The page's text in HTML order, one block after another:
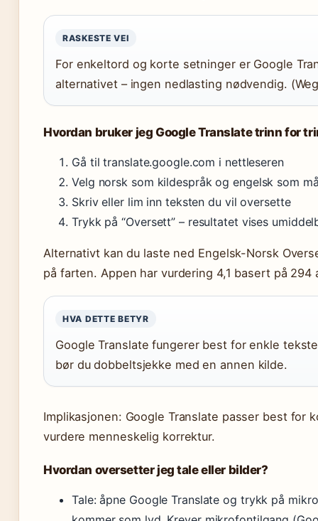
RASKESTE VEI
For enkeltord og korte setninger er Google
alternativet – ingen nedlasting nødvendig.
Hvordan bruker jeg Google Translate trinn for
Gå til translate.google.com i nettleseren
Velg norsk som kildespråk og engelsk som
Skriv eller lim inn teksten du vil oversette
Trykk på “Oversett” – resultatet vises
Alternativt kan du laste ned Engelsk-Norsk
på farten. Appen har vurdering 4,1 basert på 294
HVA DETTE BETYR
Google Translate fungerer best for enkle
bør du dobbeltsjekke med en annen kilde.
Implikasjonen: Google Translate passer best
vurdere menneskelig korrektur.
Hvordan oversetter jeg tale eller bilder?
Tale: åpne Google Translate og trykk på